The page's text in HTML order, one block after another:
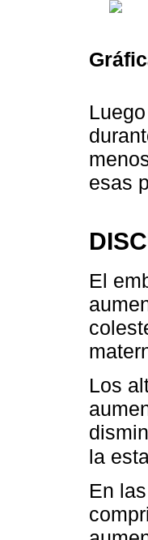
esas
El
Los
la
En